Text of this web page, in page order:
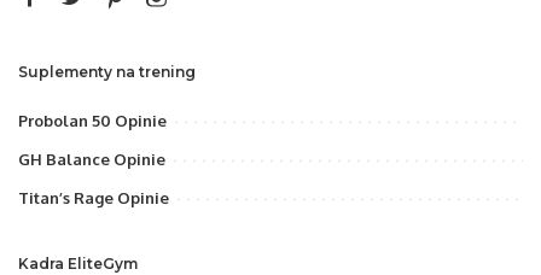
Suplementy na trening
Probolan 50 Opinie
GH Balance Opinie
Titan’s Rage Opinie
Kadra EliteGym